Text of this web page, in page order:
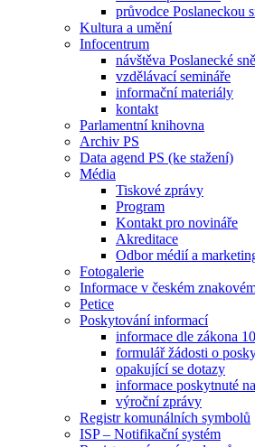
průvodce Poslaneckou
Kultura a umění
Infocentrum
návštěva Poslanecké
vzdělávací semináře
informační materiály
kontakt
Parlamentní knihovna
Archiv PS
Data agend PS (ke stažení)
Média
Tiskové zprávy
Program
Kontakt pro novináře
Akreditace
Odbor médií a
Fotogalerie
Informace v českém
Petice
Poskytování informací
informace dle zákona
formulář žádosti o
opakující se dotazy
informace poskytnuté
výroční zprávy
Registr komunálních symbolů
ISP – Notifikační systém